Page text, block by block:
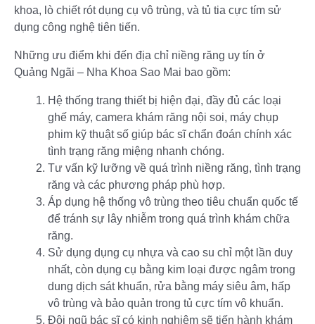
khoa, lò chiết rót dụng cụ vô trùng, và tủ tia cực tím sử
dụng công nghệ tiên tiến.
Những ưu điểm khi đến địa chỉ niềng răng uy tín ở
Quảng Ngãi – Nha Khoa Sao Mai bao gồm:
Hệ thống trang thiết bị hiện đại, đầy đủ các loại
ghế máy, camera khám răng nội soi, máy chụp
phim kỹ thuật số giúp bác sĩ chẩn đoán chính xác
tình trạng răng miệng nhanh chóng.
Tư vấn kỹ lưỡng về quá trình niềng răng, tình trạng
răng và các phương pháp phù hợp.
Áp dụng hệ thống vô trùng theo tiêu chuẩn quốc tế
để tránh sự lây nhiễm trong quá trình khám chữa
răng.
Sử dụng dụng cụ nhựa và cao su chỉ một lần duy
nhất, còn dụng cụ bằng kim loại được ngâm trong
dung dịch sát khuẩn, rửa bằng máy siêu âm, hấp
vô trùng và bảo quản trong tủ cực tím vô khuẩn.
Đội ngũ bác sĩ có kinh nghiệm sẽ tiến hành khám